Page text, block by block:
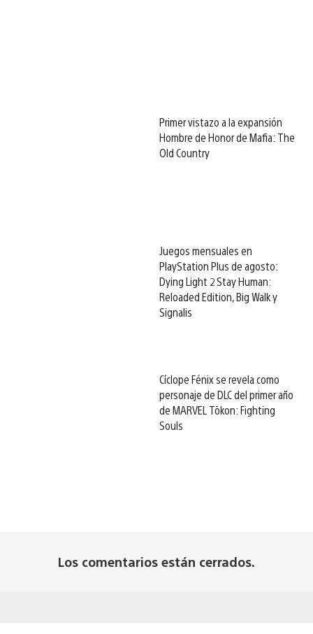
Primer vistazo a la expansión
Hombre de Honor de Mafia: The
Old Country
Juegos mensuales en
PlayStation Plus de agosto:
Dying Light 2 Stay Human:
Reloaded Edition, Big Walk y
Signalis
Cíclope Fénix se revela como
personaje de DLC del primer año
de MARVEL Tōkon: Fighting
Souls
Los comentarios están cerrados.